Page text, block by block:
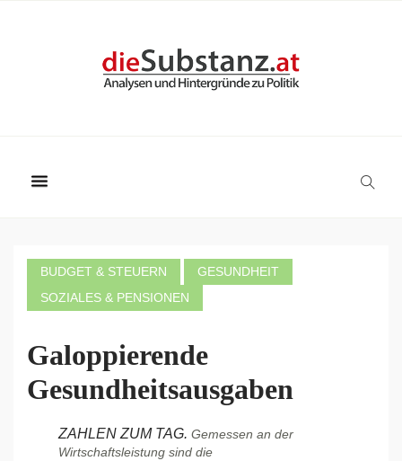
BUDGET & STEUERN
GESUNDHEIT
SOZIALES & PENSIONEN
Galoppierende
Gesundheitsausgaben
ZAHLEN ZUM TAG. Gemessen an der
Wirtschaftsleistung sind die